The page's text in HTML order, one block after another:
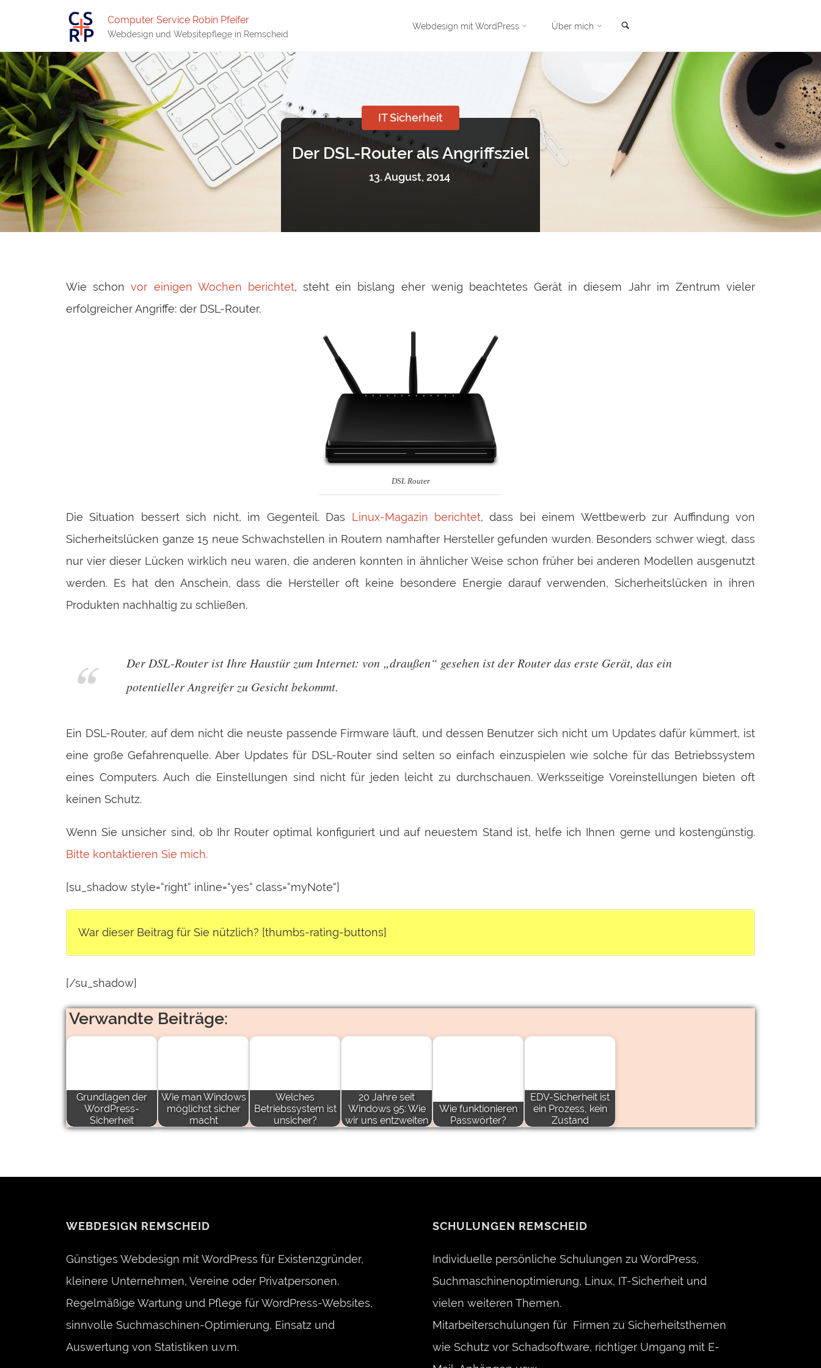
Computer Service Robin Pfeifer
Webdesign und Websitepflege in Remscheid
Webdesign mit WordPress Über mich
Der DSL-Router als Angriffsziel
13. August, 2014
IT Sicherheit
Wie schonvor einigen Wochen berichtet, steht ein bislang eher wenig beachtetes Gerät in diesem Jahr im Zentrum vieler
erfolgreicher Angriffe: der DSL-Router.
DSL Router
Die Situation bessert sich nicht, im Gegenteil. Das Linux-Magazin berichtet, dass bei einem Wettbewerb zur Auffindung von
Sicherheitslücken ganze 15 neue Schwachstellen in Routern namhafter Hersteller gefunden wurden. Besonders schwer wiegt, dass
nur vier dieser Lücken wirklich neu waren, die anderen konnten in ähnlicher Weise schon früher bei anderen Modellen ausgenutzt
werden. Es hat den Anschein, dass die Hersteller oft keine besondere Energie darauf verwenden, Sicherheitslücken in ihren
Produkten nachhaltig zu schließen.
Der DSL-Router ist Ihre Haustür zum Internet: von „draußen“ gesehen ist der Router das erste Gerät, das ein
potentieller Angreifer zu Gesicht bekommt.
Ein DSL-Router, auf dem nicht die neuste passende Firmware läuft, und dessen Benutzer sich nicht um Updates dafür kümmert, ist
eine große Gefahrenquelle. Aber Updates für DSL-Router sind selten so einfach einzuspielen wie solche für das Betriebssystem
eines Computers. Auch die Einstellungen sind nicht für jeden leicht zu durchschauen. Werksseitige Voreinstellungen bieten oft
keinen Schutz.
Wenn Sie unsicher sind, ob Ihr Router optimal konfiguriert und auf neuestem Stand ist, helfe ich Ihnen gerne und kostengünstig.
Bitte kontaktieren Sie mich.
[su_shadow style=“right“ inline=“yes“ class=“myNote“]
War dieser Beitrag für Sie nützlich? [thumbs-rating-buttons]
[/su_shadow]
Verwandte Beiträge:
Grundlagen der
WordPress-
Sicherheit
Wie man Windows
möglichst sicher
macht
Welches
Betriebssystem ist
unsicher?
20 Jahre seit
Windows 95: Wie
wir uns entzweiten
Wie funktionieren
Passwörter?
EDV-Sicherheit ist
ein Prozess, kein
Zustand
WEBDESIGN REMSCHEID
Günstiges Webdesign mit WordPress für Existenzgründer,
kleinere Unternehmen, Vereine oder Privatpersonen.
Regelmäßige Wartung und Pflege für WordPress-Websites,
sinnvolle Suchmaschinen-Optimierung, Einsatz und
Auswertung von Statistiken u.v.m.
SCHULUNGEN REMSCHEID
Individuelle persönliche Schulungen zu WordPress,
Suchmaschinenoptimierung, Linux, IT-Sicherheit und
vielen weiteren Themen.
Mitarbeiterschulungen für Firmen zu Sicherheitsthemen
wie Schutz vor Schadsoftware, richtiger Umgang mit E-